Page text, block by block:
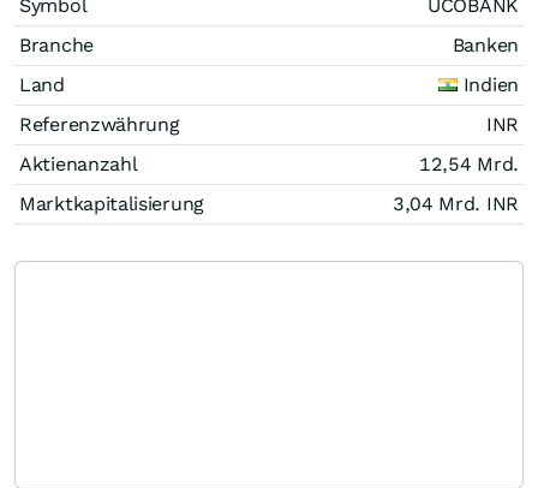
Symbol
UCOBANK
Branche
Banken
Land
Indien
Referenzwährung
INR
Aktienanzahl
12,54 Mrd.
Marktkapitalisierung
3,04 Mrd. INR